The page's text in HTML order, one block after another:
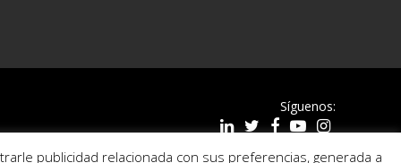
Síguenos:
Copyright © 2020
publicidad relacionada con sus preferencias, generada a